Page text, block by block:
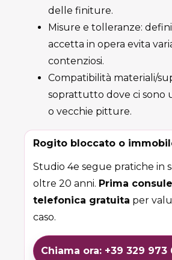
delle finiture.
Misure e tolleranze:
accetta in opera evita
contenziosi.
Compatibilità materiali/
soprattutto dove ci sono
o vecchie pitture.
Rogito bloccato o
Studio 4e segue pratiche in
oltre 20 anni. Prima
telefonica gratuita per
caso.
Chiama ora: +39 329 973